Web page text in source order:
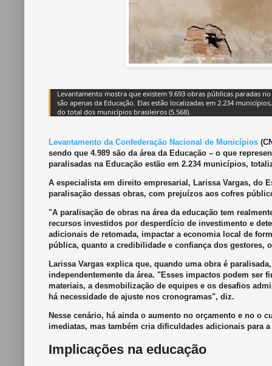
Levantamento mostra que existem 9.693 obras públicas paradas
são apenas da Educação. Elas estão localizadas em 2.234
do total dos municípios brasileiros (5.568).
Levantamento da Confederação Nacional de Municípios
sendo que 4.989 são da área da Educação – o que
paralisadas na Educação estão em 2.234 municípios,
A especialista em direito empresarial, Larissa Vargas, do
paralisação dessas obras, com prejuízos aos cofres
"A paralisação de obras na área da educação tem
recursos investidos por desperdício de investimento e
adicionais de retomada, impactar a economia local de
pública, quanto a credibilidade e confiança dos gestores,
Larissa Vargas explica que, quando uma obra é
independentemente da área. "Esses impactos podem ser
materiais, a desmobilização de equipes e os desafios
há necessidade de ajuste nos cronogramas", diz.
Nesse cenário, há ainda o aumento no orçamento e no o
imediatas, mas também cria dificuldades adicionais para
Implicações na educação